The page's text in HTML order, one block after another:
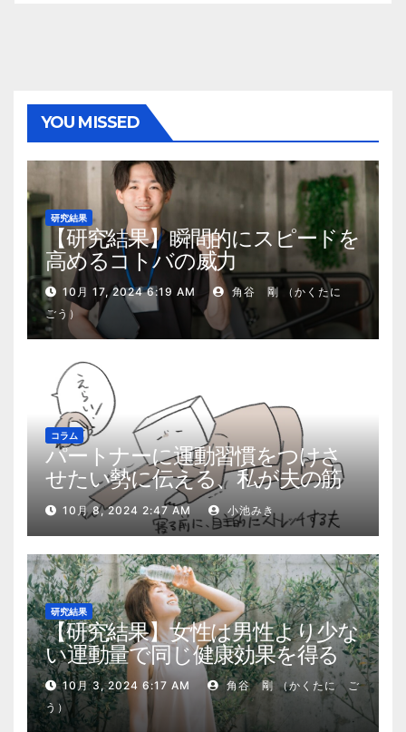
YOU MISSED
研究結果
【研究結果】瞬間的にスピードを
高めるコトバの威力
10月 17, 2024 6:19 AM
角谷 剛 （かくたに
ごう）
コラム
パートナーに運動習慣をつけさ
せたい勢に伝える、私が夫の筋
肉量を2kg増やした5ステップ
10月 8, 2024 2:47 AM 小池みき
研究結果
【研究結果】女性は男性より少な
い運動量で同じ健康効果を得る
10月 3, 2024 6:17 AM
角谷 剛 （かくたに ご
う）